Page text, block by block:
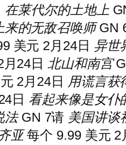
在莱代尔的土地上
来的无敌召唤师GN
美元 2月24日 异世
月24日北山和南宫
2月24日 用谎言获
日 看起来像是女仆
法GN 7请 美国讲谈
亚每个 9.99 美元 2